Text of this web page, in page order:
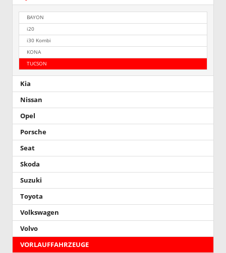
BAYON
i20
i30 Kombi
KONA
TUCSON
Kia
Nissan
Opel
Porsche
Seat
Skoda
Suzuki
Toyota
Volkswagen
Volvo
VORLAUFFAHRZEUGE